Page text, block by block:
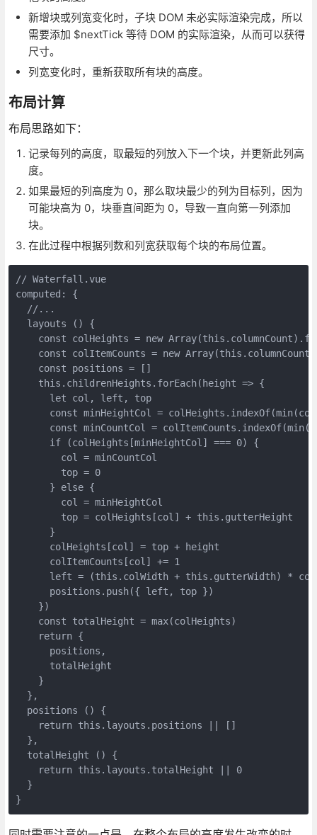
新增块或列宽变化时，子块 DOM 未必实际渲染完成，所以
需要添加 $nextTick 等待 DOM 的实际渲染，从而可以获得
尺寸。
列宽变化时，重新获取所有块的高度。
布局计算
布局思路如下：
记录每列的高度，取最短的列放入下一个块，并更新此列高
度。
如果最短的列高度为 0，那么取块最少的列为目标列，因为
可能块高为 0，块垂直间距为 0，导致一直向第一列添加
块。
在此过程中根据列数和列宽获取每个块的布局位置。
// Waterfall.vue
computed: {
  //...
  layouts () {
const colHeights = new
const colItemCounts = new
    const positions = []
    this.childrenHeights.forEach(height => {
      let col, left, top
const minHeightCol =
const minCountCol =
      if (colHeights[minHeightCol] === 0) {
        col = minCountCol
        top = 0
      } else {
        col = minHeightCol
        top = colHeights[col] + this.gutterHeight
      }
      colHeights[col] = top + height
      colItemCounts[col] += 1
      left = (this.colWidth + this.gutterWidth) * col
      positions.push({ left, top })
    })
    const totalHeight = max(colHeights)
    return {
      positions,
      totalHeight
    }
  },
  positions () {
    return this.layouts.positions || []
  },
  totalHeight () {
    return this.layouts.totalHeight || 0
  }
}